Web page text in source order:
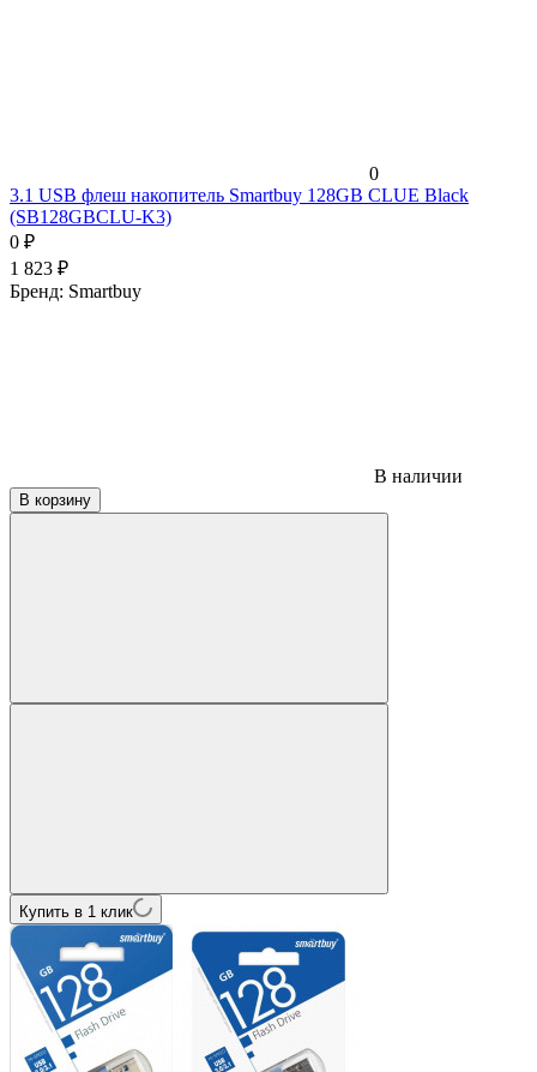
0
3.1 USB флеш накопитель Smartbuy 128GB CLUE Black
(SB128GBCLU-K3)
0 ₽
1 823 ₽
Бренд: Smartbuy
В наличии
В корзину
Купить в 1 клик